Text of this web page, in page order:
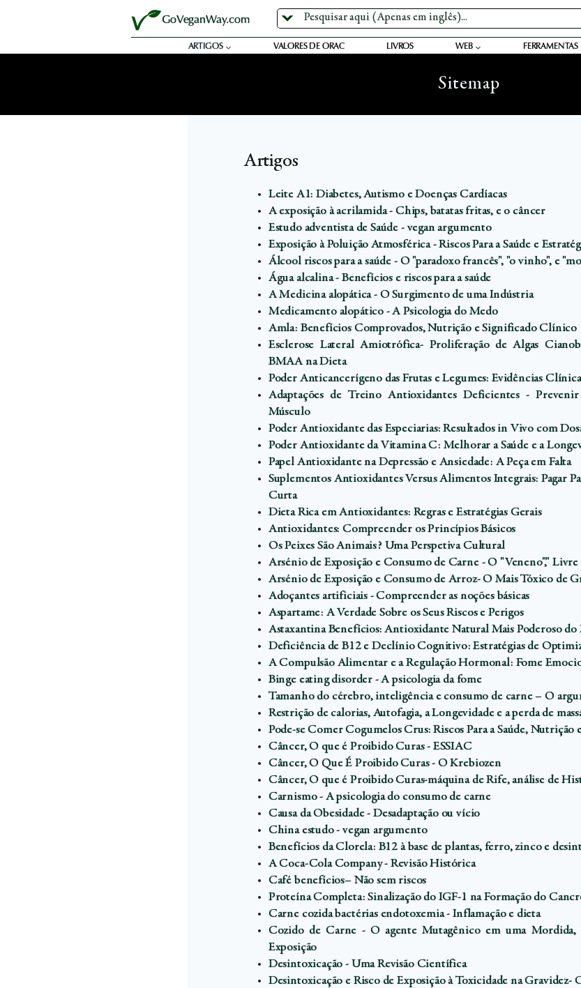
GoVeganWay.com
ARTIGOS VALORES DE ORAC LIVROS WEB FERRAMENTAS
Sitemap
Artigos
Leite A1: Diabetes, Autismo e Doenças Cardíacas
A exposição à acrilamida - Chips, batatas fritas, e o câncer
Estudo adventista de Saúde - vegan argumento
Exposição à Poluição Atmosférica - Riscos Para a Saúde e
Álcool riscos para a saúde - O "paradoxo francês", "o vinho", e
Água alcalina - Benefícios e riscos para a saúde
A Medicina alopática - O Surgimento de uma Indústria
Medicamento alopático - A Psicologia do Medo
Amla: Benefícios Comprovados, Nutrição e Significado Clínico
Esclerose Lateral Amiotrófica- Proliferação de Algas
BMAA na Dieta
Poder Anticancerígeno das Frutas e Legumes: Evidências
Adaptações de Treino Antioxidantes Deficientes -
Músculo
Poder Antioxidante das Especiarias: Resultados in Vivo com
Poder Antioxidante da Vitamina C: Melhorar a Saúde e a
Papel Antioxidante na Depressão e Ansiedade: A Peça em Falta
Suplementos Antioxidantes Versus Alimentos Integrais: Pagar
Curta
Dieta Rica em Antioxidantes: Regras e Estratégias Gerais
Antioxidantes: Compreender os Princípios Básicos
Os Peixes São Animais? Uma Perspetiva Cultural
Arsénio de Exposição e Consumo de Carne - O "Veneno"," Livre
Arsénio de Exposição e Consumo de Arroz- O Mais Tóxico de
Adoçantes artificiais - Compreender as noções básicas
Aspartame: A Verdade Sobre os Seus Riscos e Perigos
Astaxantina Benefícios: Antioxidante Natural Mais Poderoso do
Deficiência de B12 e Declínio Cognitivo: Estratégias de
A Compulsão Alimentar e a Regulação Hormonal: Fome
Binge eating disorder - A psicologia da fome
Tamanho do cérebro, inteligência e consumo de carne – O
Restrição de calorias, Autofagia, a Longevidade e a perda de
Pode-se Comer Cogumelos Crus: Riscos Para a Saúde, Nutrição
Câncer, O que é Proibido Curas - ESSIAC
Câncer, O Que É Proibido Curas - O Krebiozen
Câncer, O que é Proibido Curas-máquina de Rife, análise de
Carnismo - A psicologia do consumo de carne
Causa da Obesidade - Desadaptação ou vício
China estudo - vegan argumento
Benefícios da Clorela: B12 à base de plantas, ferro, zinco e
A Coca-Cola Company - Revisão Histórica
Café benefícios– Não sem riscos
Proteína Completa: Sinalização do IGF-1 na Formação do
Carne cozida bactérias endotoxemia - Inflamação e dieta
Cozido de Carne - O agente Mutagênico em uma Mordida,
Exposição
Desintoxicação - Uma Revisão Científica
Desintoxicação e Risco de Exposição à Toxicidade na Gravidez-